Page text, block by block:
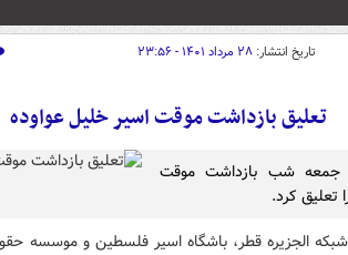
تاریخ انتشار: ۲۸ مرداد ۱۴۰۱ - ۲۳:۵۶
تعلیق بازداشت موقت اسیر خلیل عواوده
جمعه شب بازداشت موقت
تعلیق کرد.
الجزیره قطر، باشگاه اسیر فلسطین و موسسه